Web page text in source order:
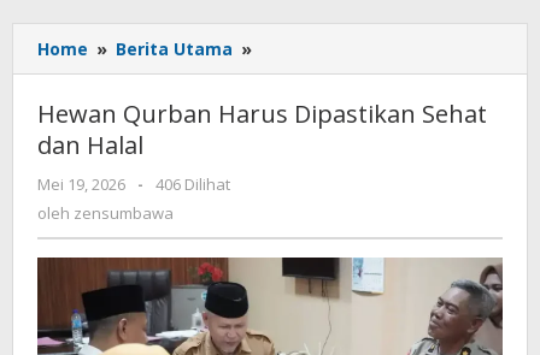
Home » Berita Utama »
Qurban
Dipastikan
Hewan Qurban Harus Dipastikan Sehat
dan Halal
Mei 19, 2026
oleh
zensumbawa
-
406 Dilihat
oleh zensumbawa